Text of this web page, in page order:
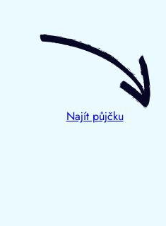
Najít půjčku